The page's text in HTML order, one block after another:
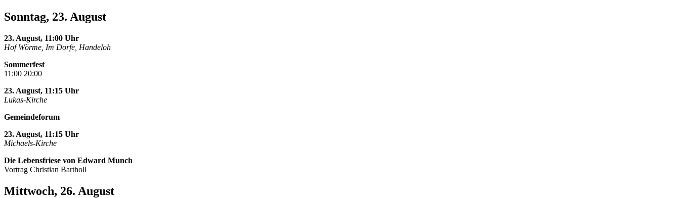
Sonntag, 23. August
23. August, 11:00 Uhr
Hof Wörme, Im Dorfe, Handeloh
Sommerfest
11:00 20:00
23. August, 11:15 Uhr
Lukas-Kirche
Gemeindeforum
23. August, 11:15 Uhr
Michaels-Kirche
Die Lebensfriese von Edward Munch
Vortrag Christian Bartholl
Mittwoch, 26. August